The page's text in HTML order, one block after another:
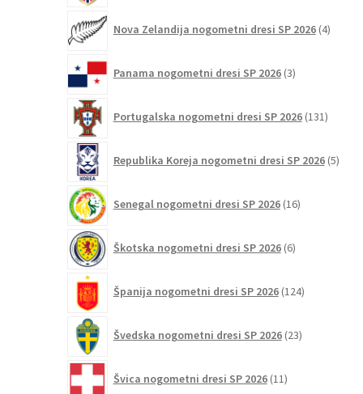
Nova Zelandija nogometni dresi SP 2026 4izdelki
Panama nogometni dresi SP 2026 3izdelki
Portugalska nogometni dresi SP 2026 131
Republika Koreja nogometni dresi SP 2026 5
Senegal nogometni dresi SP 2026 16izdelkov
Škotska nogometni dresi SP 2026 6izdelkov
Španija nogometni dresi SP 2026 124izdelkov
Švedska nogometni dresi SP 2026 23izdelkov
Švica nogometni dresi SP 2026 11izdelkov